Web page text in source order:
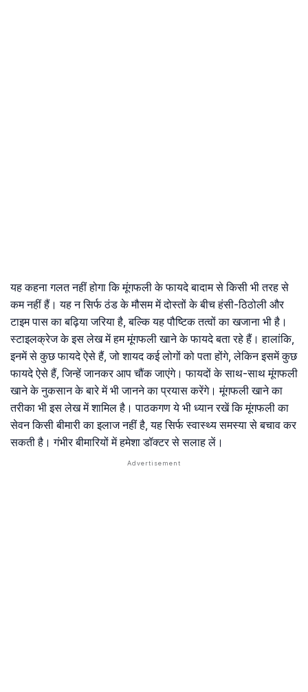
यह कहना गलत नहीं होगा कि मूंगफली के फायदे बादाम से किसी भी तरह से
कम नहीं हैं। यह न सिर्फ ठंड के मौसम में दोस्तों के बीच हंसी-ठिठोली और
टाइम पास का बढ़िया जरिया है, बल्कि यह पौष्टिक तत्वों का खजाना भी है।
स्टाइलक्रेज के इस लेख में हम मूंगफली खाने के फायदे बता रहे हैं। हालांकि,
इनमें से कुछ फायदे ऐसे हैं, जो शायद कई लोगों को पता होंगे, लेकिन इसमें कुछ
फायदे ऐसे हैं, जिन्हें जानकर आप चौंक जाएंगे। फायदों के साथ-साथ मूंगफली
खाने के नुकसान के बारे में भी जानने का प्रयास करेंगे। मूंगफली खाने का
तरीका भी इस लेख में शामिल है। पाठकगण ये भी ध्यान रखें कि मूंगफली का
सेवन किसी बीमारी का इलाज नहीं है, यह सिर्फ स्वास्थ्य समस्या से बचाव कर
सकती है। गंभीर बीमारियों में हमेशा डॉक्टर से सलाह लें।